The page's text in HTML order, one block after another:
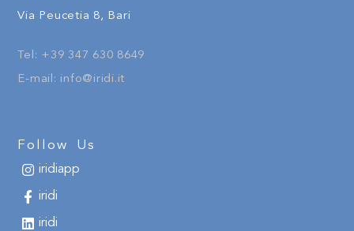
Via Peucetia 8, Bari
Tel: + 39 347 630 8649
E-mail: info@iridi.it
Follow Us
iridiapp
iridi
iridi